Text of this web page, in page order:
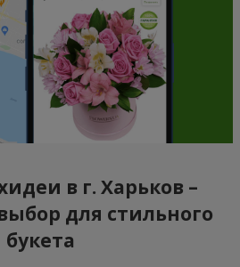
в г. Харьков –
для стильного
букета